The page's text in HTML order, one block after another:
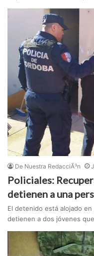
De Nuestra RedacciÃ³n
Policiales:
detienen a una
El detenido está alojado
detienen a dos jóvenes